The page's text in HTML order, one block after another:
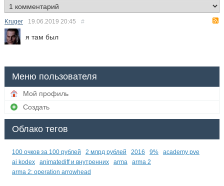
Kruger 19.06.2019 20:45 #
я там был
Меню пользователя
Мой профиль
Создать
Облако тегов
100 очков за 100 рублей 2 млрд рублей 2016 9%
academy pve
ai kodex
animatediff и внутренних arma
arma 2
arma 2: operation arrowhead